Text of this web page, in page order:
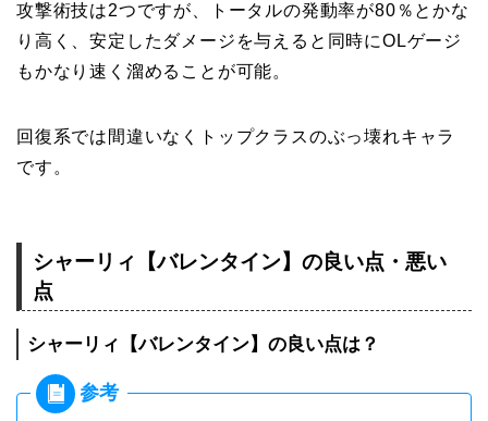
攻撃術技は2つですが、トータルの発動率が80％とかな
り高く、安定したダメージを与えると同時にOLゲージ
もかなり速く溜めることが可能。
回復系では間違いなくトップクラスのぶっ壊れキャラ
です。
シャーリィ【バレンタイン】の良い点・悪い
点
シャーリィ【バレンタイン】の良い点は？